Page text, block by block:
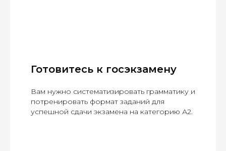
Готовитесь к госэкзамену
Вам нужно систематизировать грамматику и
потренировать формат заданий для
успешной сдачи экзамена на категорию А2.